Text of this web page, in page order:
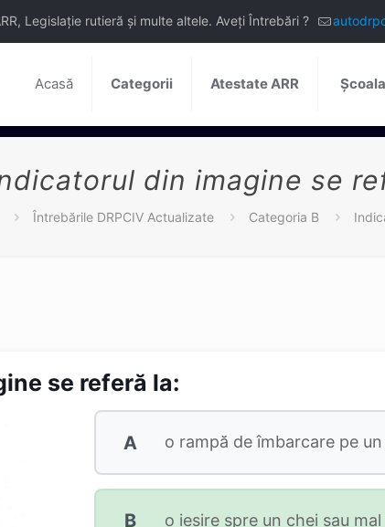
Legislație rutieră și multe altele. Aveți Întrebări ?
Acasă Categorii Atestate ARR
din imagine se
Întrebările DRPCIV Actualizate Categoria B
se referă la:
A o rampă de îmbarcare pe
B o ieşire spre un chei sau